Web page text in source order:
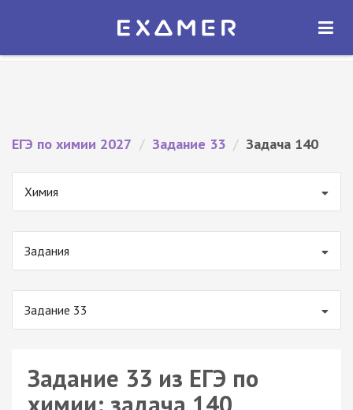
Экзамер — ЕГЭ 2027
ОТКРЫТЬ
ЕГЭ по химии 2027 / Задание 33 / Задача 140
Химия
Задания
Задание 33
Задание 33 из ЕГЭ по